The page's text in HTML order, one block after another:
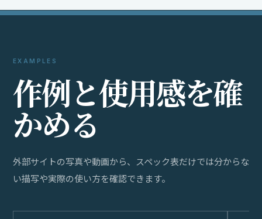
EXAMPLES
作例と使用感を確
かめる
外部サイトの写真や動画から、スペック表だけでは分からな
い描写や実際の使い方を確認できます。